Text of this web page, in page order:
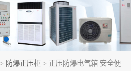
> 防爆正压柜 > 正压防爆电气箱 安全便
防爆配电箱
防爆接线箱
防爆监视显示器